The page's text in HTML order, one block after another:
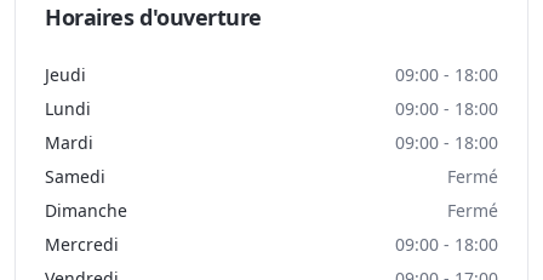
Horaires d'ouverture
Jeudi
09:00 - 18:00
Lundi
09:00 - 18:00
Mardi
09:00 - 18:00
Samedi
Fermé
Dimanche
Fermé
Mercredi
09:00 - 18:00